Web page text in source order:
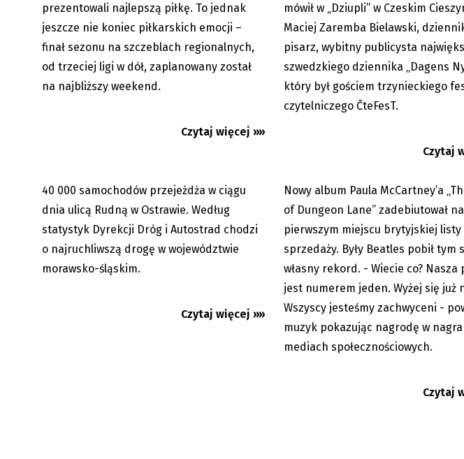
prezentowali najlepszą piłkę. To jednak
jeszcze nie koniec piłkarskich emocji –
finał sezonu na szczeblach regionalnych,
od trzeciej ligi w dół, zaplanowany został
na najbliższy weekend.
Czytaj więcej »»
mówił w „Dziupli” w Czeskim
Maciej Zaremba Bielawski,
pisarz, wybitny publicysta
szwedzkiego dziennika „Dagens
który był gościem trzynieckiego
czytelniczego ČteFesT.
Czytaj
08.06.2026
40 000 samochodów przejeżdża w ciągu
dnia ulicą Rudną w Ostrawie. Według
statystyk Dyrekcji Dróg i Autostrad chodzi
o najruchliwszą drogę w województwie
morawsko-śląskim.
Czytaj więcej »»
Nowy album Paula McCartney’a
Nowy album Paula McCartney’a
of Dungeon Lane” zadebiutował na
pierwszym miejscu brytyjskiej listy
sprzedaży. Były Beatles pobił tym
własny rekord. - Wiecie co? Nasza
jest numerem jeden. Wyżej się już
Wszyscy jesteśmy zachwyceni -
muzyk pokazując nagrodę w
mediach społecznościowych.
Czytaj